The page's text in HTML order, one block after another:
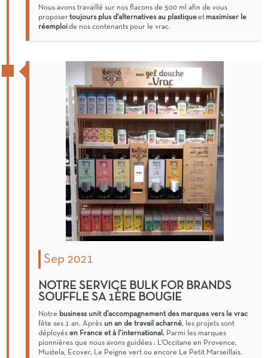
Nous avons travaillé sur nos flacons de 500 ml afin de vous
proposer toujours plus d’alternatives au plastiqueet maximiser le
réemploide nos contenants pour le vrac.
Sep 2021
NOTRE SERVICE BULK FOR BRANDS
SOUFFLE SA 1ÈRE BOUGIE
Notre business unit d’accompagnement des marques vers le vrac
fête ses 1 an. Après un an de travail acharné, les projets sont
déployés en France et à l’international. Parmi les marques
pionnières que nous avons guidées : L’Occitane en Provence,
Mustela, Ecover, Le Peigne vert ou encore Le Petit Marseillais.